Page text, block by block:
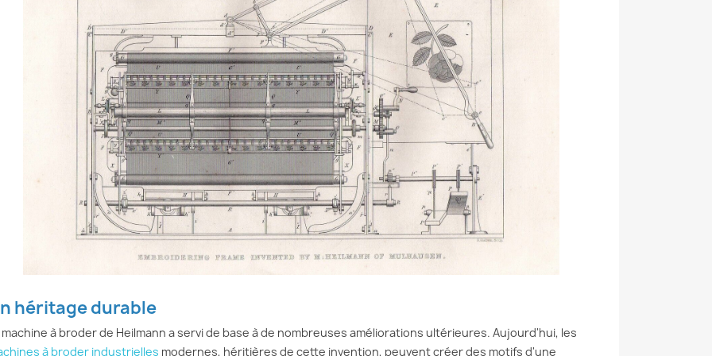
héritage durable
machine à broder de Heilmann a servi de base à de nombreuses améliorations ultérieures. Aujourd'hui, les
à broder industrielles modernes, héritières de cette invention, peuvent créer des motifs d'une